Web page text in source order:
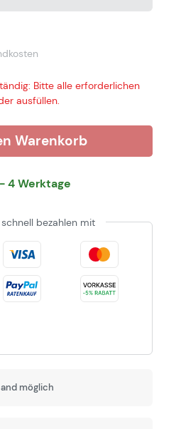
Bitte alle erforderlichen
ausfüllen.
Warenkorb
4 Werktage
bezahlen mit
möglich